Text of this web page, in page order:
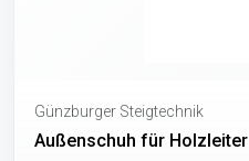
Günzburger Steigtechnik
Außenschuh für Holzleiter